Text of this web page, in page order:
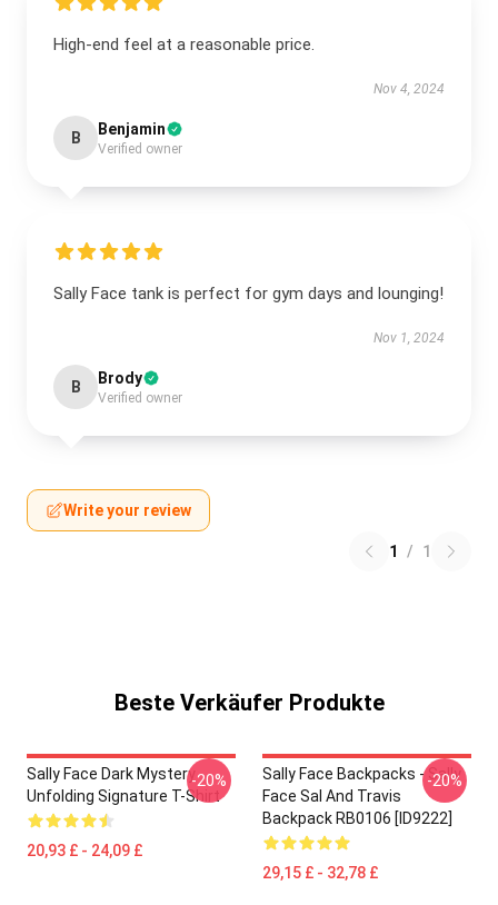
High-end feel at a reasonable price.
Nov 4, 2024
B Benjamin
Verified owner
Sally Face tank is perfect for gym days and lounging!
Nov 1, 2024
B Brody
Verified owner
Write your review
1 / 1
Beste Verkäufer Produkte
Sally Face Dark Mystery
Unfolding Signature T-Shirt
20,93 £ - 24,09 £
-20%
Sally Face Backpacks - Sally
Face Sal And Travis
Backpack RB0106 [ID9222]
29,15 £ - 32,78 £
-20%